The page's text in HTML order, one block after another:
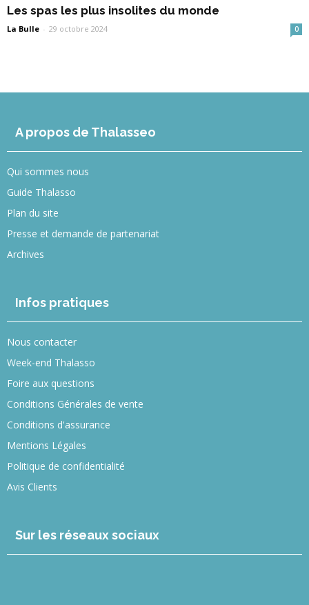
Les spas les plus insolites du monde
La Bulle - 29 octobre 2024 0
A propos de Thalasseo
Qui sommes nous
Guide Thalasso
Plan du site
Presse et demande de partenariat
Archives
Infos pratiques
Nous contacter
Week-end Thalasso
Foire aux questions
Conditions Générales de vente
Conditions d'assurance
Mentions Légales
Politique de confidentialité
Avis Clients
Sur les réseaux sociaux